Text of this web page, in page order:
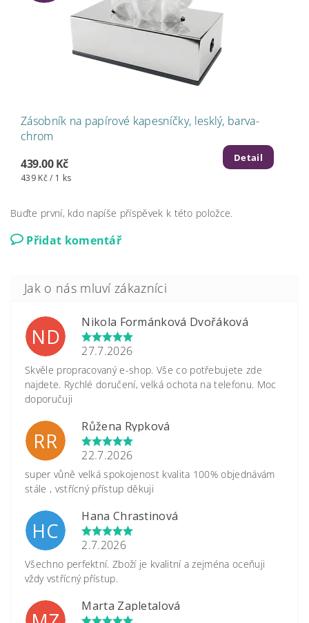
Zásobník na papírové kapesníčky, lesklý, barva-
chrom
439.00 Kč
439 Kč / 1 ks
Detail
Buďte první, kdo napíše příspěvek k této položce.
Přidat komentář
ND
Nikola Formánková Dvořáková
27.7.2026
Skvěle propracovaný e-shop. Vše co potřebujete zde
najdete. Rychlé doručení, velká ochota na telefonu. Moc
doporučuji
RR
Růžena Rypková
22.7.2026
super vůně velká spokojenost kvalita 100% objednávám
stále , vstřícný přístup děkuji
HC
Hana Chrastinová
2.7.2026
Všechno perfektní. Zboží je kvalitní a zejména oceňuji
vždy vstřícný přístup.
Marta Zapletalová